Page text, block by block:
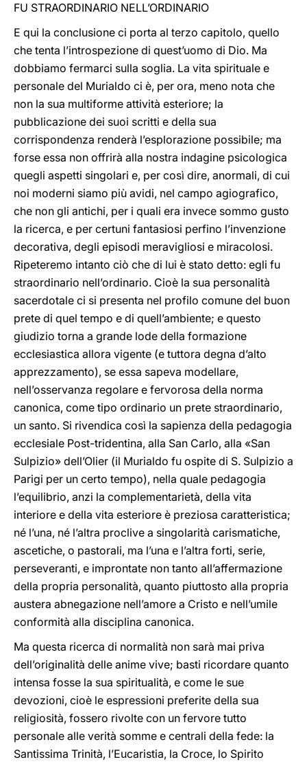
FU STRAORDINARIO NELL’ORDINARIO
E qui la conclusione ci porta al terzo capitolo, quello
che tenta l’introspezione di quest’uomo di Dio. Ma
dobbiamo fermarci sulla soglia. La vita spirituale e
personale del Murialdo ci è, per ora, meno nota che
non la sua multiforme attività esteriore; la
pubblicazione dei suoi scritti e della sua
corrispondenza renderà l’esplorazione possibile; ma
forse essa non offrirà alla nostra indagine psicologica
quegli aspetti singolari e, per così dire, anormali, di cui
noi moderni siamo più avidi, nel campo agiografico,
che non gli antichi, per i quali era invece sommo gusto
la ricerca, e per certuni fantasiosi perfino l’invenzione
decorativa, degli episodi meravigliosi e miracolosi.
Ripeteremo intanto ciò che di lui è stato detto: egli fu
straordinario nell’ordinario. Cioè la sua personalità
sacerdotale ci si presenta nel profilo comune del buon
prete di quel tempo e di quell’ambiente; e questo
giudizio torna a grande lode della formazione
ecclesiastica allora vigente (e tuttora degna d’alto
apprezzamento), se essa sapeva modellare,
nell’osservanza regolare e fervorosa della norma
canonica, come tipo ordinario un prete straordinario,
un santo. Si rivendica così la sapienza della pedagogia
ecclesiale Post-tridentina, alla San Carlo, alla «San
Sulpizio» dell’Olier (il Murialdo fu ospite di S. Sulpizio a
Parigi per un certo tempo), nella quale pedagogia
l’equilibrio, anzi la complementarietà, della vita
interiore e della vita esteriore è preziosa caratteristica;
né l’una, né l’altra proclive a singolarità carismatiche,
ascetiche, o pastorali, ma l’una e l’altra forti, serie,
perseveranti, e improntate non tanto all’affermazione
della propria personalità, quanto piuttosto alla propria
austera abnegazione nell’amore a Cristo e nell’umile
conformità alla disciplina canonica.
Ma questa ricerca di normalità non sarà mai priva
dell’originalità delle anime vive; basti ricordare quanto
intensa fosse la sua spiritualità, e come le sue
devozioni, cioè le espressioni preferite della sua
religiosità, fossero rivolte con un fervore tutto
personale alle verità somme e centrali della fede: la
Santissima Trinità, l’Eucaristia, la Croce, lo Spirito